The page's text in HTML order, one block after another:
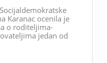
Karanac ocenila je
o roditeljima-
jedan od